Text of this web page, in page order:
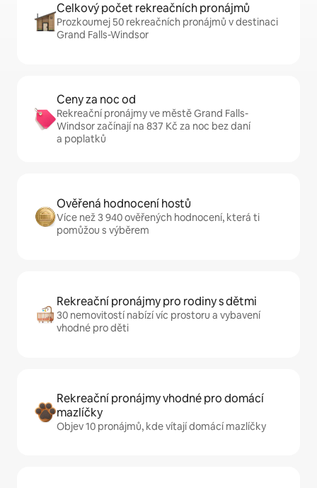
Celkový počet rekreačních pronájmů
Prozkoumej 50 rekreačních pronájmů v destinaci
Grand Falls-Windsor
Ceny za noc od
Rekreační pronájmy ve městě Grand Falls-
Windsor začínají na 837 Kč za noc bez daní
a poplatků
Ověřená hodnocení hostů
Více než 3 940 ověřených hodnocení, která ti
pomůžou s výběrem
Rekreační pronájmy pro rodiny s dětmi
30 nemovitostí nabízí víc prostoru a vybavení
vhodné pro děti
Rekreační pronájmy vhodné pro domácí
mazlíčky
Objev 10 pronájmů, kde vítají domácí mazlíčky